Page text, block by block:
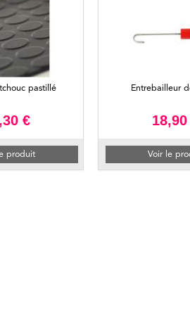
pastillé
€
produit
Entrebailleur
18,90
Voir le